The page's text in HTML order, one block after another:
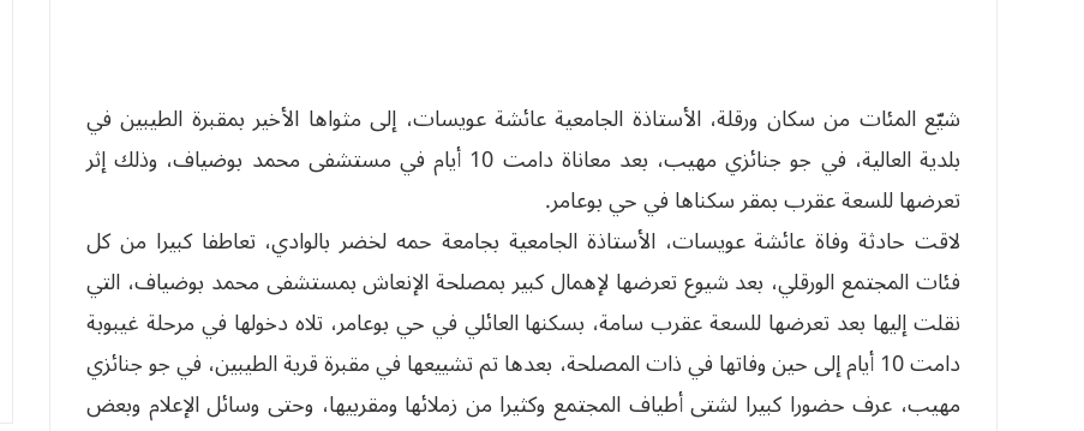
شيّع المئات من سكان ورقلة، الأستاذة الجامعية عائشة عويسات، إلى مثواها الأخير بمقبرة الطيبين في
بلدية العالية، في جو جنائزي مهيب، بعد معاناة دامت 10 أيام في مستشفى محمد بوضياف، وذلك إثر
تعرضها للسعة عقرب بمقر سكناها في حي بوعامر.
لاقت حادثة وفاة عائشة عويسات، الأستاذة الجامعية بجامعة حمه لخضر بالوادي، تعاطفا كبيرا من كل
فئات المجتمع الورقلي، بعد شيوع تعرضها لإهمال كبير بمصلحة الإنعاش بمستشفى محمد بوضياف، التي
نقلت إليها بعد تعرضها للسعة عقرب سامة، بسكنها العائلي في حي بوعامر، تلاه دخولها في مرحلة غيبوبة
دامت 10 أيام إلى حين وفاتها في ذات المصلحة، بعدها تم تشييعها في مقبرة قرية الطيبين، في جو جنائزي
مهيب، عرف حضورا كبيرا لشتى أطياف المجتمع وكثيرا من زملائها ومقربيها، وحتى وسائل الإعلام وبعض